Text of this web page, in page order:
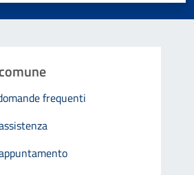
frequenti